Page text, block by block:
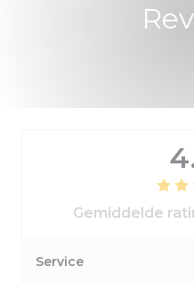
Gemiddelde
Service